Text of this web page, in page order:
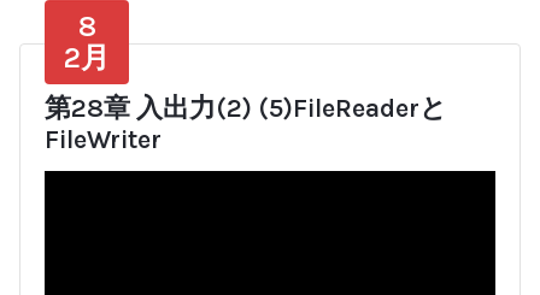
8
2月
第28章 入出力(2) (5)FileReaderと
FileWriter